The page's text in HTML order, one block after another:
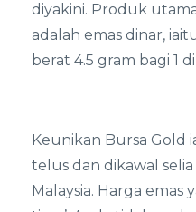
diyakini. Produk
adalah emas dinar,
berat 4.5 gram bagi 1
Keunikan Bursa Gold
telus dan dikawal
Malaysia. Harga emas